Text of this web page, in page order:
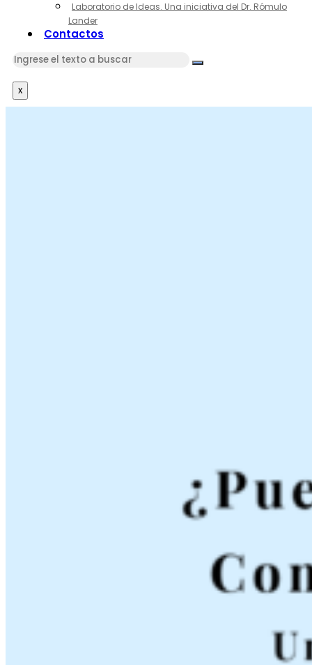
Laboratorio de Ideas. Una iniciativa del Dr. Rómulo
Lander
Contactos
x